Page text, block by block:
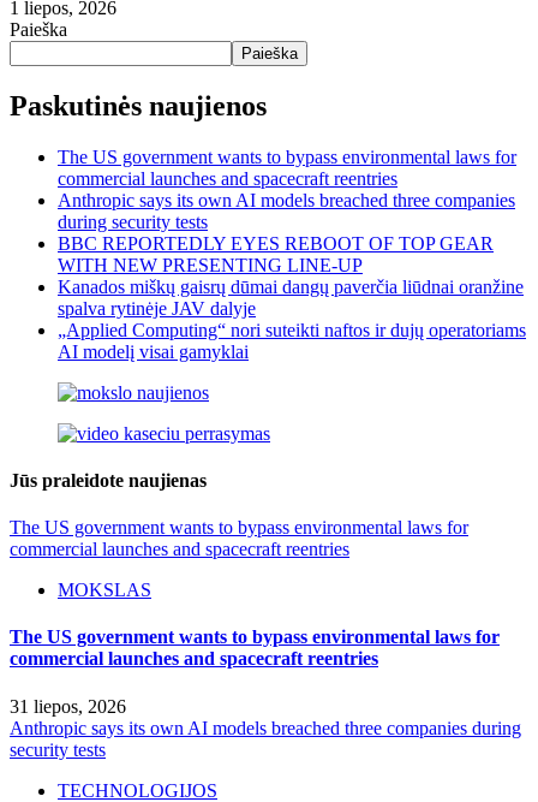
1 liepos, 2026
Paieška
Paieška
Paskutinės naujienos
The US government wants to bypass environmental laws for
commercial launches and spacecraft reentries
Anthropic says its own AI models breached three companies
during security tests
BBC REPORTEDLY EYES REBOOT OF TOP GEAR
WITH NEW PRESENTING LINE-UP
Kanados miškų gaisrų dūmai dangų paverčia liūdnai oranžine
spalva rytinėje JAV dalyje
„Applied Computing“ nori suteikti naftos ir dujų operatoriams
AI modelį visai gamyklai
Jūs praleidote naujienas
The US government wants to bypass environmental laws for
commercial launches and spacecraft reentries
MOKSLAS
The US government wants to bypass environmental laws for
commercial launches and spacecraft reentries
31 liepos, 2026
Anthropic says its own AI models breached three companies during
security tests
TECHNOLOGIJOS